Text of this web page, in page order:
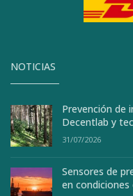
NOTICIAS
Prevención de
Decentlab y
31/07/2026
Sensores de
en